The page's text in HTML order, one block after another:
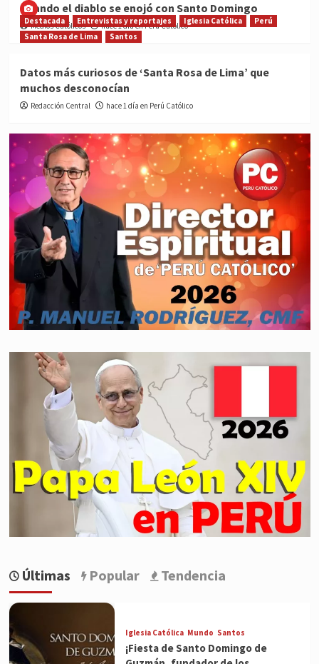
Cuando el diablo se enojó con Santo Domingo
Medios Católicos hace 1 día en Perú Católico
Destacada Entrevistas y reportajes Iglesia Católica
Perú
Santa Rosa de Lima
Santos
Datos más curiosos de ‘Santa Rosa de Lima’ que
muchos desconocían
Redacción Central hace 1 día en Perú Católico
Últimas Popular Tendencia
Iglesia Católica Mundo Santos
¡Fiesta de Santo Domingo de